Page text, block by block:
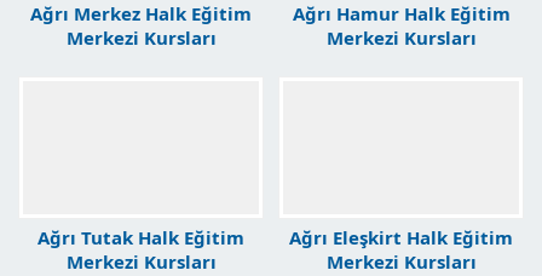
Ağrı Merkez Halk Eğitim
Merkezi Kursları
Ağrı Hamur Halk Eğitim
Merkezi Kursları
Ağrı Tutak Halk Eğitim
Merkezi Kursları
Ağrı Eleşkirt Halk Eğitim
Merkezi Kursları